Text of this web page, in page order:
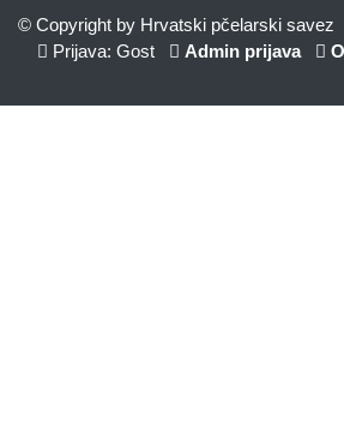
© Copyright by Hrvatski pčelarski savez
Prijava: Gost
Admin prijava